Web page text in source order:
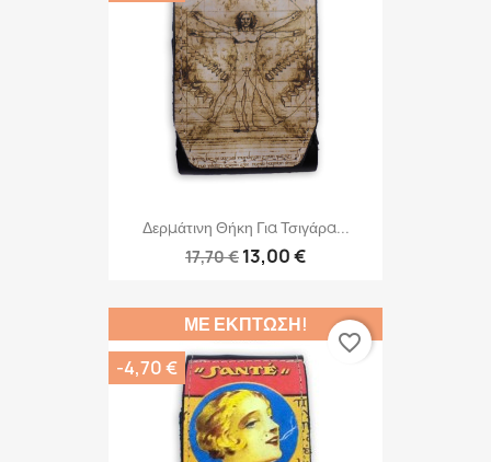
Δερμάτινη Θήκη Για Τσιγάρα...
17,70 € 13,00 €
ΜΕ ΈΚΠΤΩΣΗ!
-4,70 €
favorite_border